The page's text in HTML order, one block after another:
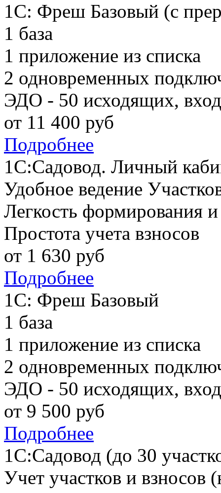
1С: Фреш Базовый (с
1 база
1 приложение из списка
2 одновременных
ЭДО - 50 исходящих,
от 11 400 руб
Подробнее
1С:Садовод. Личный
Удобное ведение
Легкость формирования
Простота учета взносов
от 1 630 руб
Подробнее
1С: Фреш Базовый
1 база
1 приложение из списка
2 одновременных
ЭДО - 50 исходящих,
от 9 500 руб
Подробнее
1С:Садовод (до 30
Учет участков и взносов